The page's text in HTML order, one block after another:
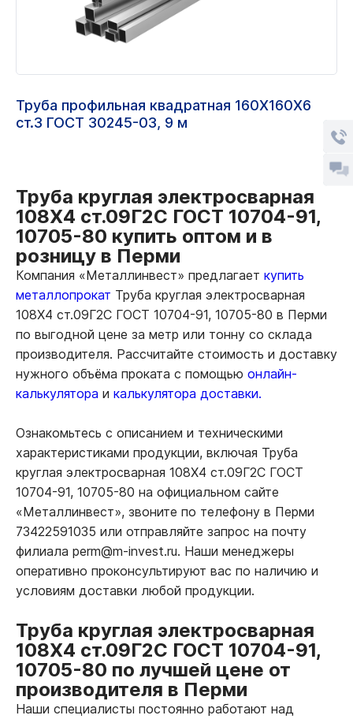
Труба профильная квадратная 160Х160Х6
ст.3 ГОСТ 30245-03, 9 м
Труба круглая электросварная
108Х4 ст.09Г2С ГОСТ 10704-91,
10705-80 купить оптом и в
розницу в Перми
Компания «Металлинвест» предлагает купить
металлопрокат Труба круглая электросварная
108Х4 ст.09Г2С ГОСТ 10704-91, 10705-80 в Перми
по выгодной цене за метр или тонну со склада
производителя. Рассчитайте стоимость и доставку
нужного объёма проката с помощью онлайн-
калькулятора и калькулятора доставки.
Ознакомьтесь с описанием и техническими
характеристиками продукции, включая Труба
круглая электросварная 108Х4 ст.09Г2С ГОСТ
10704-91, 10705-80 на официальном сайте
«Металлинвест», звоните по телефону в Перми
73422591035 или отправляйте запрос на почту
филиала perm@m-invest.ru. Наши менеджеры
оперативно проконсультируют вас по наличию и
условиям доставки любой продукции.
Труба круглая электросварная
108Х4 ст.09Г2С ГОСТ 10704-91,
10705-80 по лучшей цене от
производителя в Перми
Наши специалисты постоянно работают над